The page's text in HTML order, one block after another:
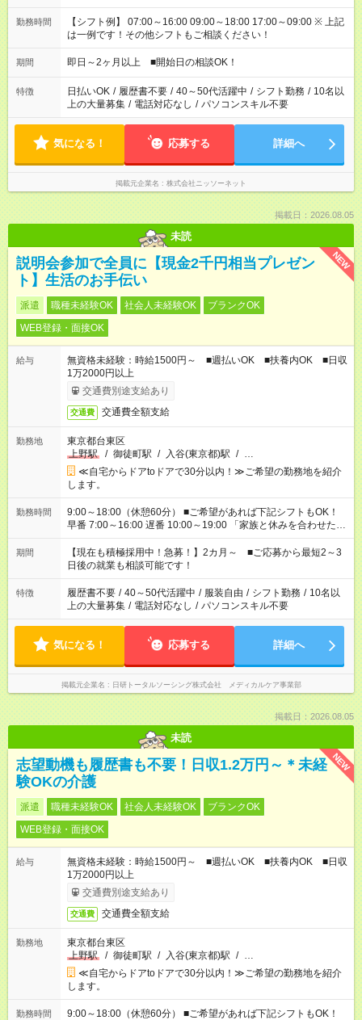
勤務時間
【シフト例】 07:00～16:00 09:00～18:00 17:00～09:00 ※ 上記
は一例です！その他シフトもご相談ください！
期間 即日～2ヶ月以上 ■開始日の相談OK！
特徴 日払いOK / 履歴書不要 / 40～50代活躍中 / シフト勤務 / 10名以
上の大量募集 / 電話対応なし / パソコンスキル不要
気になる！ 応募する 詳細へ
掲載元企業名 株式会社ニッソーネット
掲載日：2026.08.05
未読
NEW
説明会参加で全員に【現金2千円相当プレゼン
ト】生活のお手伝い
派遣 職種未経験OK 社会人未経験OK
ブランクOK
WEB登録・面接OK
給与
無資格未経験：時給1500円～ ■週払いOK ■扶養内OK ■日収
1万2000円以上
交通費別途支給あり
交通費 交通費全額支給
勤務地
東京都台東区
上野駅
/ 御徒町駅 / 入谷(東京都)駅 / …
≪自宅からドアtoドアで30分以内！≫ご希望の勤務地を紹介
します。
勤務時間
9:00～18:00（休憩60分） ■ご希望があれば下記シフトもOK！
早番 7:00～16:00 遅番 10:00～19:00 「家族と休みを合わせた
い」 「余裕を持って夕飯の準備がしたい」 「できれば残業はし
たくない」 など、ご希望を教えてくださいね。 ※Wワーク希望
の方へ 今ご覧のお仕事で希望する勤務時間と、もう1つのお仕事
の勤務時間。 合計で週40時間を超える場合は応募できません。
期間
【現在も積極採用中！急募！】2カ月～ ■ご応募から最短2～3
日後の就業も相談可能です！
特徴 履歴書不要 / 40～50代活躍中 / 服装自由 / シフト勤務 / 10名以
上の大量募集 / 電話対応なし / パソコンスキル不要
気になる！ 応募する 詳細へ
掲載元企業名 日研トータルソーシング株式会社 メディカルケア事業部
掲載日：2026.08.05
未読
NEW
志望動機も履歴書も不要！日収1.2万円～＊未経
験OKの介護
派遣 職種未経験OK 社会人未経験OK
ブランクOK
WEB登録・面接OK
給与
無資格未経験：時給1500円～ ■週払いOK ■扶養内OK ■日収
1万2000円以上
交通費別途支給あり
交通費 交通費全額支給
勤務地
東京都台東区
上野駅
/ 御徒町駅 / 入谷(東京都)駅 / …
≪自宅からドアtoドアで30分以内！≫ご希望の勤務地を紹介
します。
勤務時間
9:00～18:00（休憩60分） ■ご希望があれば下記シフトもOK！